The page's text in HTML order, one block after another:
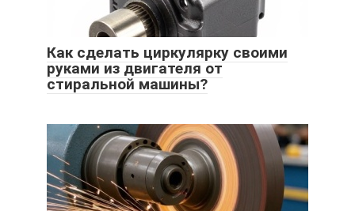
Как сделать циркулярку своими
руками из двигателя от
стиральной машины?